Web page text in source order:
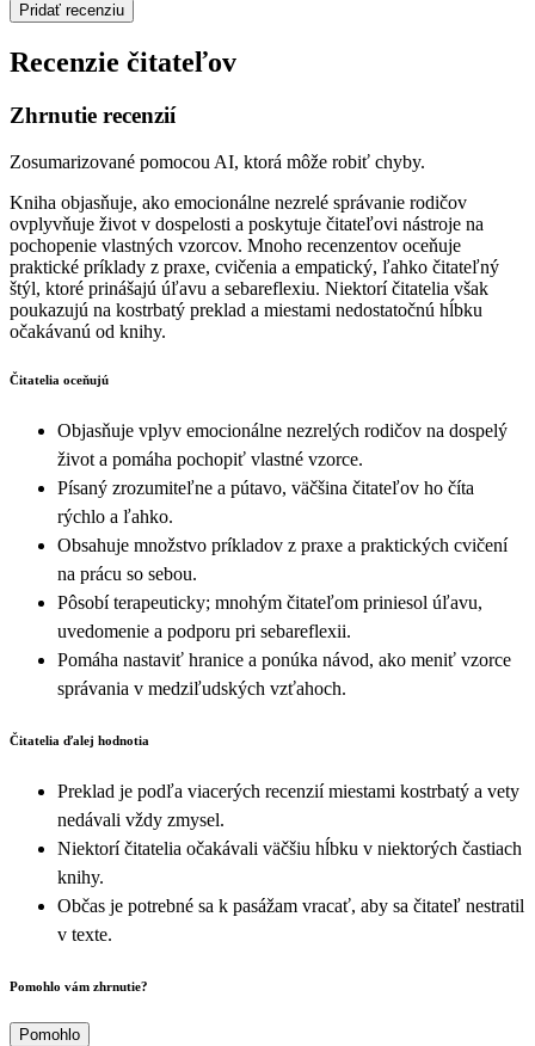
Pridať recenziu
Recenzie čitateľov
Zhrnutie recenzií
Zosumarizované pomocou AI, ktorá môže robiť chyby.
Kniha objasňuje, ako emocionálne nezrelé správanie rodičov
ovplyvňuje život v dospelosti a poskytuje čitateľovi nástroje na
pochopenie vlastných vzorcov. Mnoho recenzentov oceňuje
praktické príklady z praxe, cvičenia a empatický, ľahko čitateľný
štýl, ktoré prinášajú úľavu a sebareflexiu. Niektorí čitatelia však
poukazujú na kostrbatý preklad a miestami nedostatočnú hĺbku
očakávanú od knihy.
Čitatelia oceňujú
Objasňuje vplyv emocionálne nezrelých rodičov na dospelý
život a pomáha pochopiť vlastné vzorce.
Písaný zrozumiteľne a pútavo, väčšina čitateľov ho číta
rýchlo a ľahko.
Obsahuje množstvo príkladov z praxe a praktických cvičení
na prácu so sebou.
Pôsobí terapeuticky; mnohým čitateľom priniesol úľavu,
uvedomenie a podporu pri sebareflexii.
Pomáha nastaviť hranice a ponúka návod, ako meniť vzorce
správania v medziľudských vzťahoch.
Čitatelia ďalej hodnotia
Preklad je podľa viacerých recenzií miestami kostrbatý a vety
nedávali vždy zmysel.
Niektorí čitatelia očakávali väčšiu hĺbku v niektorých častiach
knihy.
Občas je potrebné sa k pasážam vracať, aby sa čitateľ nestratil
v texte.
Pomohlo vám zhrnutie?
Pomohlo